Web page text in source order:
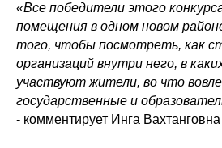
«Все победители этого
помещения в одном новом
того, чтобы посмотреть, как
организаций внутри него, в
участвуют жители, во что
государственные и
- комментирует Инга Вахтанговна